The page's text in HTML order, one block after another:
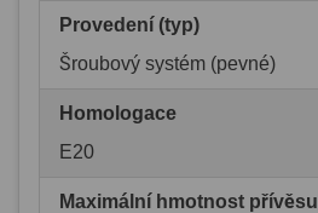
Provedení (typ)
Šroubový systém (pevné)
Homologace
E20
Maximální hmotnost přívěsu